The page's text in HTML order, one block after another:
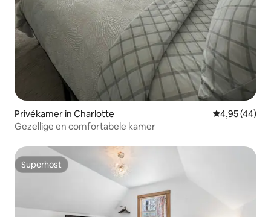
Privékamer in Charlotte Gemiddelde
4,95 (44)
Gezellige en comfortabele kamer
Superhost
Superhost